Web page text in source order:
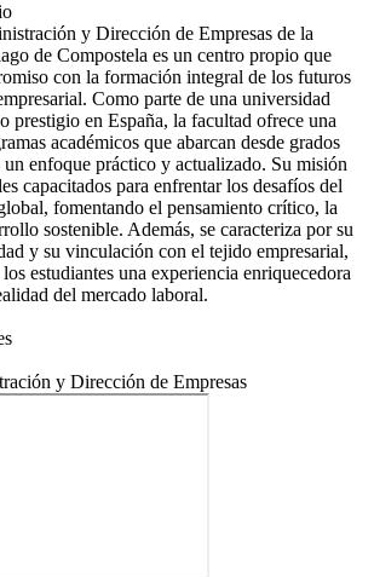
y Dirección de Empresas de la
de Compostela es un centro propio que
con la formación integral de los futuros
Como parte de una universidad
prestigio en España, la facultad ofrece una
académicos que abarcan desde grados
un enfoque práctico y actualizado. Su misión
capacitados para enfrentar los desafíos del
fomentando el pensamiento crítico, la
sostenible. Además, se caracteriza por su
y su vinculación con el tejido empresarial,
estudiantes una experiencia enriquecedora
del mercado laboral.
y Dirección de Empresas